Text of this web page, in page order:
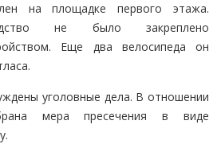
на площадке первого этажа.
не было закреплено
Еще два велосипеда он
уголовные дела. В отношении
мера пресечения в виде